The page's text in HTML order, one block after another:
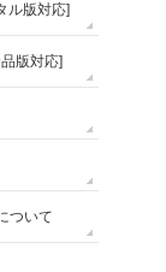
ル版対応]
版対応]
ついて